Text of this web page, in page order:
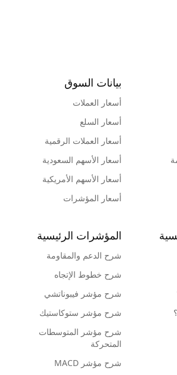
بيانات السوق
أسعار العملات
أسعار السلع
أسعار العملات الرقمية
أسعار الأسهم السعودية
أسعار الأسهم الأمريكية
أسعار المؤشرات
المؤشرات الرئيسية
شرح الدعم والمقاومة
شرح خطوط الإتجاه
شرح مؤشر فيبوناتشي
شرح مؤشر ستوكاستيك
شرح مؤشر المتوسطات
المتحركة
شرح مؤشر MACD